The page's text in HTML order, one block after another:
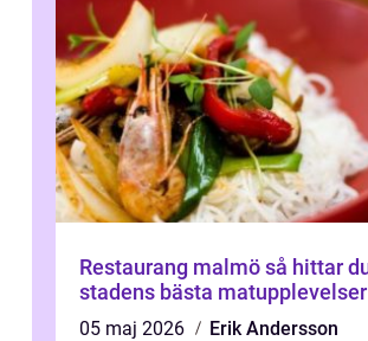
Restaurang malmö så hittar du
stadens bästa matupplevelser
05 maj 2026
Erik Andersson